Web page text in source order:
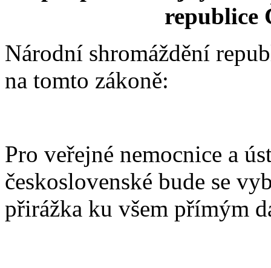
republice
Národní shromáždění
na tomto zákoně:
Pro veřejné nemocnice a
československé bude se
přirážka ku všem přímým